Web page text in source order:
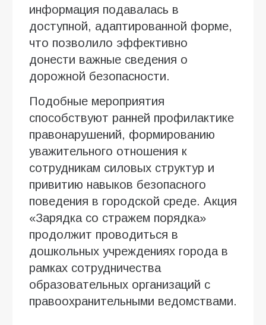
информация подавалась в
доступной, адаптированной форме,
что позволило эффективно
донести важные сведения о
дорожной безопасности.
Подобные мероприятия
способствуют ранней профилактике
правонарушений, формированию
уважительного отношения к
сотрудникам силовых структур и
привитию навыков безопасного
поведения в городской среде. Акция
«Зарядка со стражем порядка»
продолжит проводиться в
дошкольных учреждениях города в
рамках сотрудничества
образовательных организаций с
правоохранительными ведомствами.